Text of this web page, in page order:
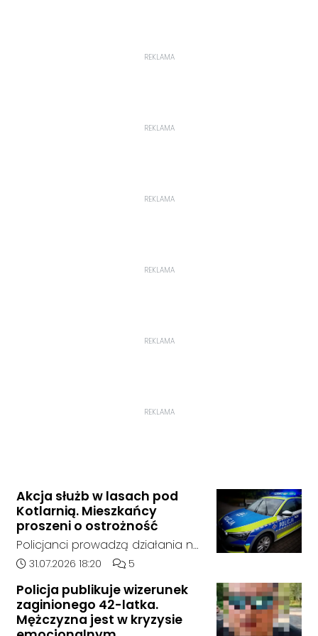
REKLAMA
REKLAMA
REKLAMA
REKLAMA
REKLAMA
REKLAMA
Akcja służb w lasach pod
Kotlarnią. Mieszkańcy
proszeni o ostrożność
Policjanci prowadzą działania na
terenie kompleksów leśnych w
nam się ustalić, funkcjonariusze
poszukują mężczyzny, który może
posiadać niebezpieczne
Data dodania artykułu:
31.07.2026 18:20 Liczba komentarzy artykułu:
5
Policja publikuje wizerunek
zaginionego 42-latka.
Mężczyzna jest w kryzysie